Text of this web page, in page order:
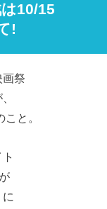
10/15
!
画祭
と。